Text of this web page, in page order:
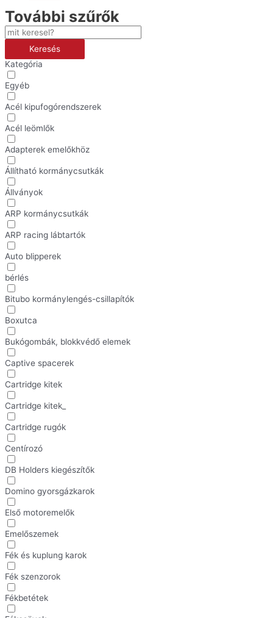
További szűrők
Keresés
Kategória
Egyéb
Acél kipufogórendszerek
Acél leömlők
Adapterek emelőkhöz
Állítható kormánycsutkák
Állványok
ARP kormánycsutkák
ARP racing lábtartók
Auto blipperek
bérlés
Bitubo kormánylengés-csillapítók
Boxutca
Bukógombák, blokkvédő elemek
Captive spacerek
Cartridge kitek
Cartridge kitek_
Cartridge rugók
Centírozó
DB Holders kiegészítők
Domino gyorsgázkarok
Első motoremelők
Emelőszemek
Fék és kuplung karok
Fék szenzorok
Fékbetétek